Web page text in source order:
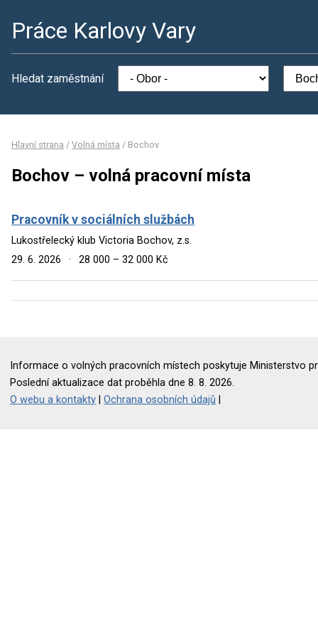
Práce Karlovy Vary
Hledat zaměstnání
Hlavní strana / Volná místa / Bochov
Bochov – volná pracovní místa
Pracovník v sociálních službách
Lukostřelecký klub Victoria Bochov, z.s.
29. 6. 2026
· 28 000 – 32 000 Kč
Informace o volných pracovních místech poskytuje Ministerstvo
Poslední aktualizace dat proběhla dne 8. 8. 2026.
O webu a kontakty |Ochrana osobních údajů